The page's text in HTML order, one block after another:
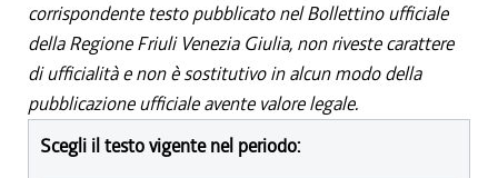
corrispondente testo pubblicato nel Bollettino ufficiale
della Regione Friuli Venezia Giulia, non riveste carattere
di ufficialità e non è sostitutivo in alcun modo della
pubblicazione ufficiale avente valore legale.
Scegli il testo vigente nel periodo: